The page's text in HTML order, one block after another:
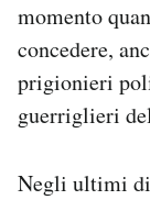
momento
concedere,
prigionieri
guerriglieri
Negli ultimi